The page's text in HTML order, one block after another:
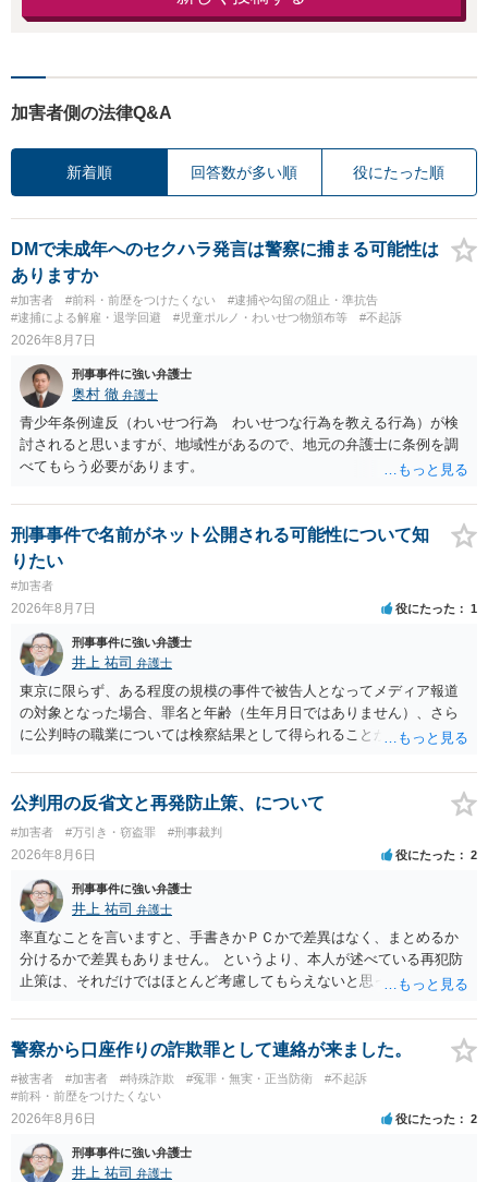
加害者側の法律Q&A
新着順 回答数が多い順 役にたった順
DMで未成年へのセクハラ発言は警察に捕まる可能性は
ありますか
#加害者 #前科・前歴をつけたくない
#逮捕や勾留の阻止・準抗告
#逮捕による解雇・退学回避
#児童ポルノ・わいせつ物頒布等 #不起訴
2026年8月7日
刑事事件に強い弁護士
奥村 徹 弁護士
青少年条例違反（わいせつ行為 わいせつな行為を教える行為）が検
討されると思いますが、地域性があるので、地元の弁護士に条例を調
べてもらう必要があります。
刑事事件で名前がネット公開される可能性について知
りたい
#加害者
2026年8月7日 役にたった 1
刑事事件に強い弁護士
井上 祐司 弁護士
東京に限らず、ある程度の規模の事件で被告人となってメディア報道
の対象となった場合、罪名と年齢（生年月日ではありません）、さら
に公判時の職業については検察結果として得られることが通常です。
公判用の反省文と再発防止策、について
#加害者 #万引き・窃盗罪 #刑事裁判
2026年8月6日 役にたった 2
刑事事件に強い弁護士
井上 祐司 弁護士
率直なことを言いますと、手書きかＰＣかで差異はなく、まとめるか
分けるかで差異もありません。 というより、本人が述べている再犯防
止策は、それだけではほとんど考慮してもらえないと思った方が良い
やカウンセリング・治療の内容 ・利用している再犯防止策（例えば保
護観察所と連携した職業支援の内容や具体的な就労・監督状況） ・監
督者の証言 など、証拠で担保された客観性と実現可能性があるもので
なければあまり意味がありません。 もともと執行猶予が狙える事案で
あれば本人の反省の言葉だけで十分であり、実刑となるか微妙な事案
いうのが実感です。
警察から口座作りの詐欺罪として連絡が来ました。
#被害者 #加害者 #特殊詐欺 #冤罪・無実・正当防衛
#不起訴
#前科・前歴をつけたくない
2026年8月6日 役にたった 2
刑事事件に強い弁護士
井上 祐司 弁護士